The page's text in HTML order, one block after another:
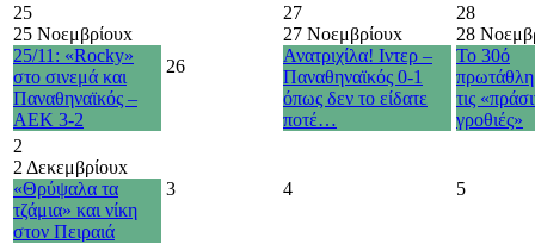
25
25 Νοεμβρίουx
25/11: «Rocky»
στο σινεμά και
Παναθηναϊκός –
ΑΕΚ 3-2
26
27
27 Νοεμβρίουx
Ανατριχίλα! Ιντερ –
Παναθηναϊκός 0-1
όπως δεν το είδατε
ποτέ…
28
28
Το 30ό
τις
γροθιές»
2
2 Δεκεμβρίουx
«Θρύψαλα τα
τζάμια» και νίκη
στον Πειραιά
3 4 5